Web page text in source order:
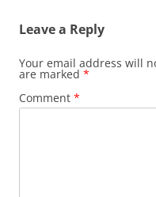
Leave a Reply
Your email address will
are marked *
Comment *